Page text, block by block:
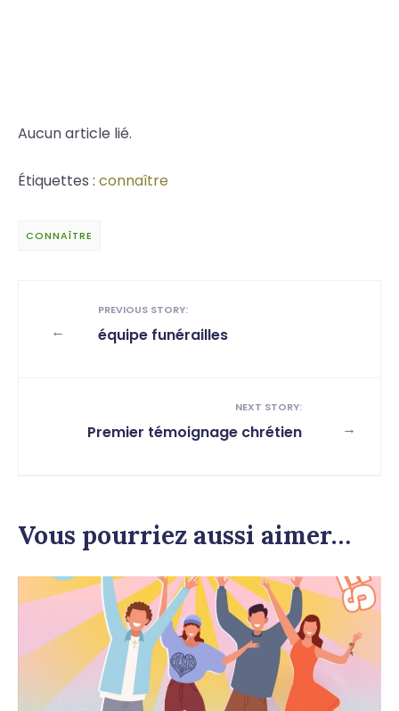
Aucun article lié.
Étiquettes : connaître
CONNAÎTRE
←
PREVIOUS STORY:
équipe funérailles
→
NEXT STORY:
Premier témoignage chrétien
Vous pourriez aussi aimer…